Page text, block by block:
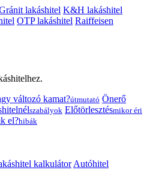
lakáshitel K&H lakáshitel
OTP lakáshitel Raiffeisen
változó kamat?útmutató Önerő
szabályok Előtörlesztésmikor éri
el?hibák
kalkulátor Autóhitel